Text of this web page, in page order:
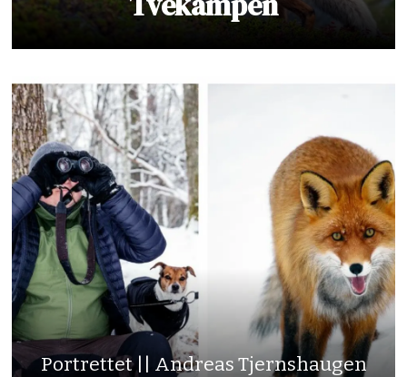
Portrettet || Andreas Tjernshaugen